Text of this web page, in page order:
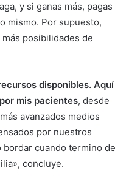
y si ganas más, pagas
mismo. Por supuesto,
posibilidades de
disponibles. Aquí
mis pacientes, desde
avanzados medios
por nuestros
cuando termino de
concluye.